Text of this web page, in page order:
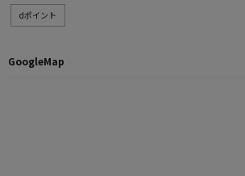
dポイント
GoogleMap